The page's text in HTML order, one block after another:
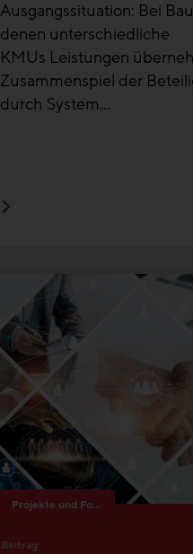
Ausgangssituation: Bei
denen unterschiedliche
KMUs Leistungen
Zusammenspiel der
durch System...
Projekte und Forschung
Beitrag